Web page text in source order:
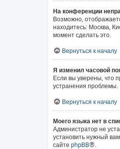
На конференции
Возможно,
находитесь: Москва,
момент сделать это.
Вернуться к началу
Я изменил часовой
Если вы уверены, что
устранения проблемы.
Вернуться к началу
Моего языка нет в
Администратор не
установить нужный
сайте phpBB®.